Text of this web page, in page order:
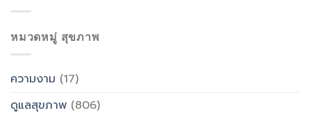
หมวดหมู่ สุขภาพ
ความงาม (17)
ดูแลสุขภาพ (806)